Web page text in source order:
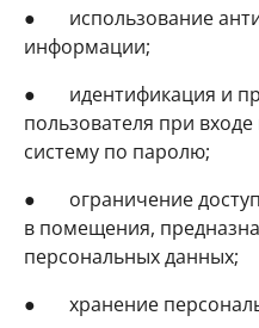
● использование
информации;
● идентификация и
пользователя при
систему по паролю;
● ограничение
в помещения,
персональных данных;
● хранение